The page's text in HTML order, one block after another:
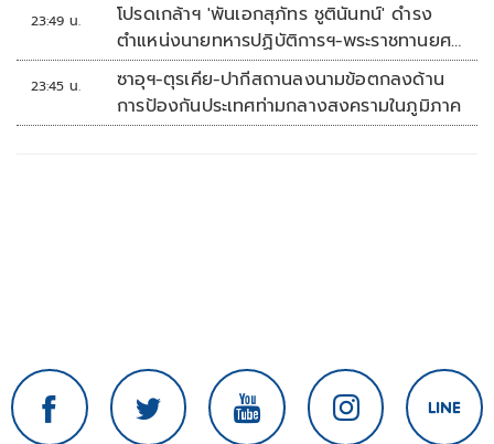
23:49 น.
โปรดเกล้าฯ 'พันเอกสุภัทร ชูตินันทน์' ดำรง
ตำแหน่งนายทหารปฏิบัติการฯ-พระราชทานยศ
'พลตรี'
23:45 น.
ซาอุฯ-ตุรเคีย-ปากีสถานลงนามข้อตกลงด้าน
การป้องกันประเทศท่ามกลางสงครามในภูมิภาค